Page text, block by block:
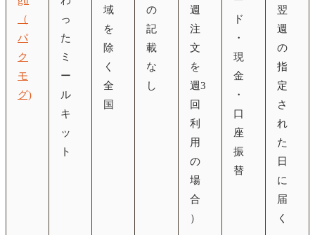
（
パ
ク
モ
グ)
っ
た
ミ
ー
ル
キ
ッ
ト
域
を
除
く
全
国
の
記
載
な
し
週
注
文
を
週3
回
利
用
の
場
合
）
ド
・
現
金
・
口
座
振
替
翌
週
の
指
定
さ
れ
た
日
に
届
く